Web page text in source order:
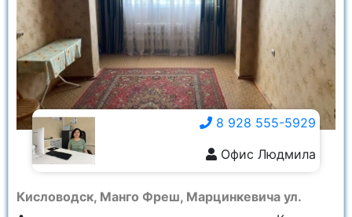
Кисловодск, Манго Фреш, Марцинкевича ул.
8 928 555-5929
Офис Людмила